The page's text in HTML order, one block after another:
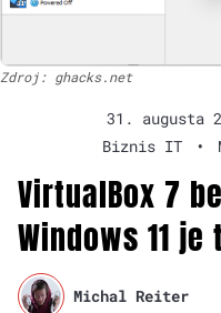
Zdroj: ghacks.net
31. augusta
Biznis IT
•
VirtualBox 7
Windows 11 je
Michal Reiter